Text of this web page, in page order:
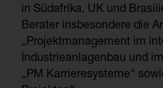
in Südafrika, UK und
Berater insbesondere die
„Projektmanagement im
Industrieanlagenbau und
„PM Karrieresysteme“